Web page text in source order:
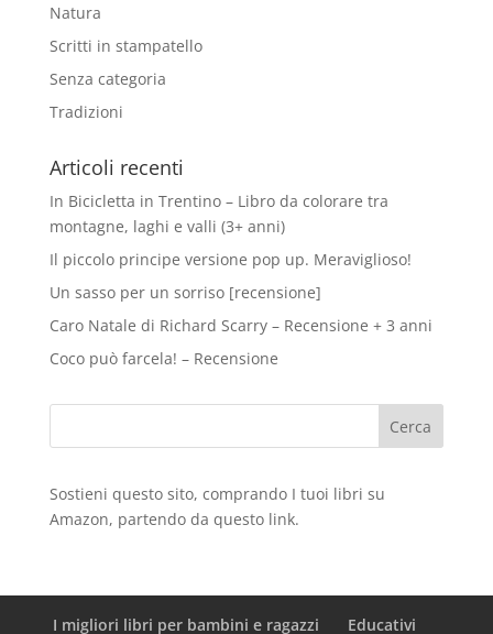
Natura
Scritti in stampatello
Senza categoria
Tradizioni
Articoli recenti
In Bicicletta in Trentino – Libro da colorare tra
montagne, laghi e valli (3+ anni)
Il piccolo principe versione pop up. Meraviglioso!
Un sasso per un sorriso [recensione]
Caro Natale di Richard Scarry – Recensione + 3 anni
Coco può farcela! – Recensione
Sostieni questo sito, comprando I tuoi libri su
Amazon, partendo da questo link.
I migliori libri per bambini e ragazzi Educativi